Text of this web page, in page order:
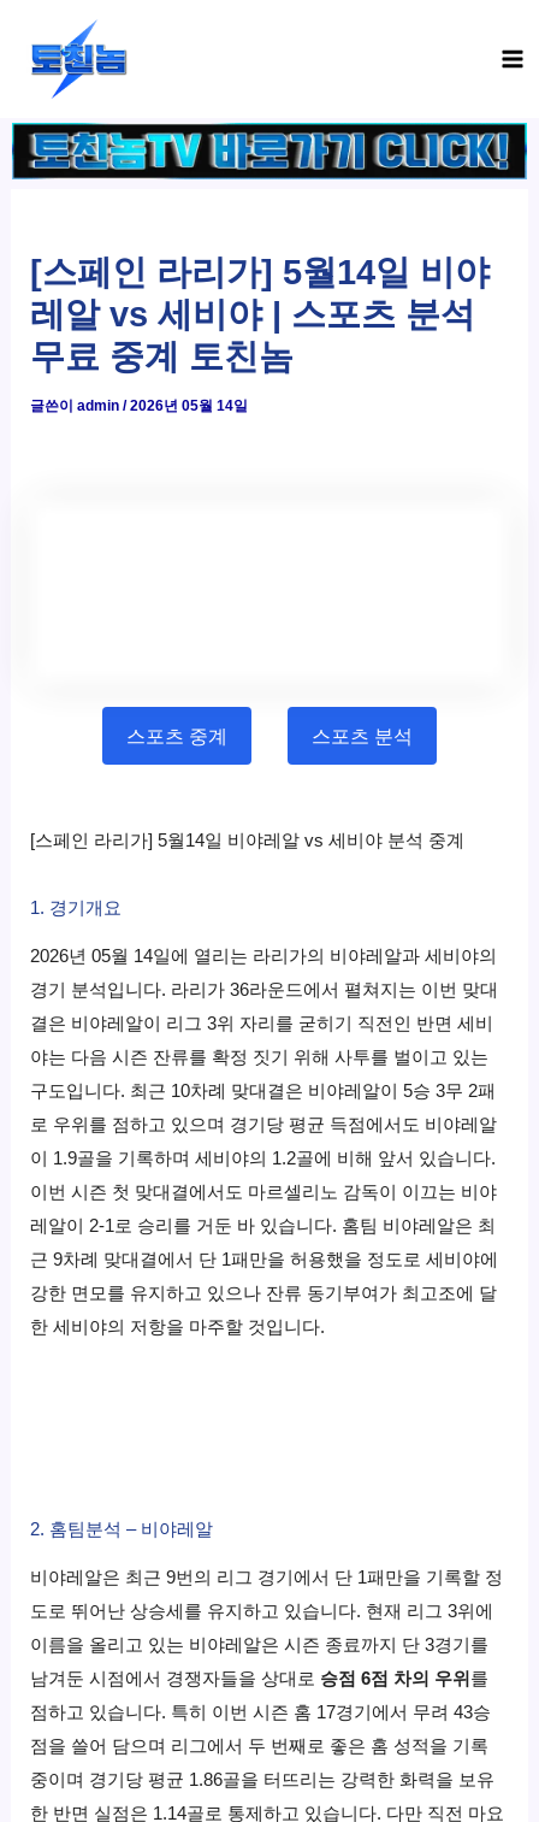
건
너
[스페인 라리가] 5월14일 비야
레알 vs 세비야 | 스포츠 분석
무료 중계 토친놈
글쓴이admin/2026년 05월 14일
스포츠 중계 스포츠 분석
[스페인 라리가] 5월14일 비야레알 vs 세비야 분석 중계
1. 경기개요
2026년 05월 14일에 열리는 라리가의 비야레알과 세비야의
경기 분석입니다. 라리가 36라운드에서 펼쳐지는 이번 맞대
결은 비야레알이 리그 3위 자리를 굳히기 직전인 반면 세비
야는 다음 시즌 잔류를 확정 짓기 위해 사투를 벌이고 있는
구도입니다. 최근 10차례 맞대결은 비야레알이 5승 3무 2패
로 우위를 점하고 있으며 경기당 평균 득점에서도 비야레알
이 1.9골을 기록하며 세비야의 1.2골에 비해 앞서 있습니다.
이번 시즌 첫 맞대결에서도 마르셀리노 감독이 이끄는 비야
레알이 2-1로 승리를 거둔 바 있습니다. 홈팀 비야레알은 최
근 9차례 맞대결에서 단 1패만을 허용했을 정도로 세비야에
강한 면모를 유지하고 있으나 잔류 동기부여가 최고조에 달
한 세비야의 저항을 마주할 것입니다.
2. 홈팀분석 – 비야레알
비야레알은 최근 9번의 리그 경기에서 단 1패만을 기록할 정
도로 뛰어난 상승세를 유지하고 있습니다. 현재 리그 3위에
이름을 올리고 있는 비야레알은 시즌 종료까지 단 3경기를
남겨둔 시점에서 경쟁자들을 상대로 승점 6점 차의 우위 를
점하고 있습니다. 특히 이번 시즌 홈 17경기에서 무려 43승
점을 쓸어 담으며 리그에서 두 번째로 좋은 홈 성적을 기록
중이며 경기당 평균 1.86골을 터뜨리는 강력한 화력을 보유
한 반면 실점은 1.14골로 통제하고 있습니다. 다만 직전 마요